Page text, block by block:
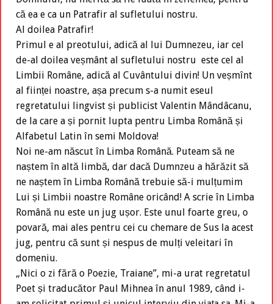
că ea e ca un Patrafir al sufletului nostru.
Al doilea Patrafir!
Primul e al preotului, adică al lui Dumnezeu, iar cel
de-al doilea veșmânt al sufletului nostru este cel al
Limbii Române, adică al Cuvântului divin! Un veșmînt
al ființei noastre, așa precum s-a numit eseul
regretatului lingvist și publicist Valentin Mândâcanu,
de la care a și pornit lupta pentru Limba Română și
Alfabetul Latin în semi Moldova!
Noi ne-am născut în Limba Română. Puteam să ne
naștem în altă limbă, dar dacă Dumnzeu a hărăzit să
ne naștem în Limba Română trebuie să-i mulțumim
Lui și Limbii noastre Române oricând! A scrie în Limba
Română nu este un jug ușor. Este unul foarte greu, o
povară, mai ales pentru cei cu chemare de Sus la acest
jug, pentru că sunt și nespus de mulți veleitari în
domeniu.
„Nici o zi fără o Poezie, Traiane”, mi-a urat regretatul
Poet și traducător Paul Mihnea în anul 1989, când i-